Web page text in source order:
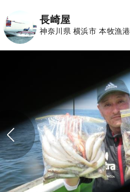
長崎屋
神奈川県 横浜市 本牧漁港